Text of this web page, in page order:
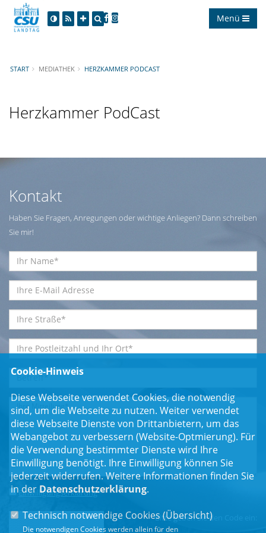
Menü
START MEDIATHEK HERZKAMMER PODCAST
Herzkammer PodCast
Kontakt
Haben Sie Fragen, Anregungen oder wichtige Anliegen? Dann schreiben
Sie mir!
Einwilligungserklärung*
Bitte geben Sie den Code ein:
Cookie-Hinweis
Diese Webseite verwendet Cookies, die notwendig
sind, um die Webseite zu nutzen. Weiter verwendet
diese Webseite Dienste von Drittanbietern, um das
Webangebot zu verbessern (Website-Optmierung). Für
die Verwendung bestimmter Dienste wird Ihre
Einwilligung benötigt. Ihre Einwilligung können Sie
jederzeit widerrufen. Weitere Informationen finden Sie
in der Datenschutzerklärung.
Technisch notwendige Cookies (Übersicht)
Die notwendigen Cookies werden allein für den